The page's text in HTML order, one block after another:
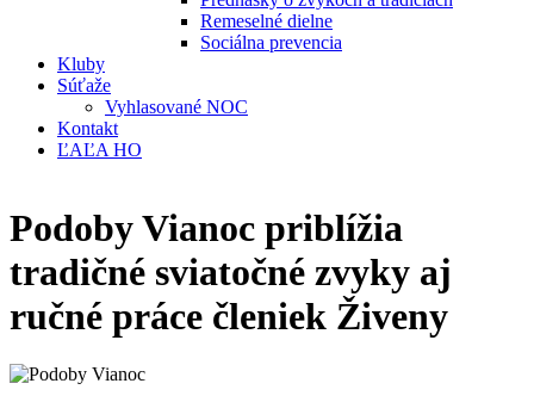
Remeselné dielne
Sociálna prevencia
Kluby
Súťaže
Vyhlasované NOC
Kontakt
ĽAĽA HO
Podoby Vianoc priblížia
tradičné sviatočné zvyky aj
ručné práce členiek Živeny